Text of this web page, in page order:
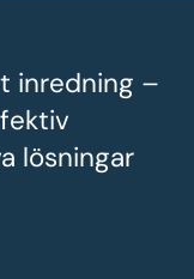
inredning –
lösningar